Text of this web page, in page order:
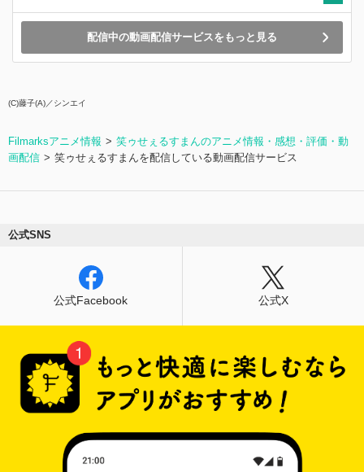
配信中の動画配信サービスをもっと見る
(C)藤子(A)／シンエイ
Filmarksアニメ情報
笑ゥせぇるすまんのアニメ情報・感想・評価・動
画配信
笑ゥせぇるすまんを配信している動画配信サービス
公式SNS
公式Facebook 公式X